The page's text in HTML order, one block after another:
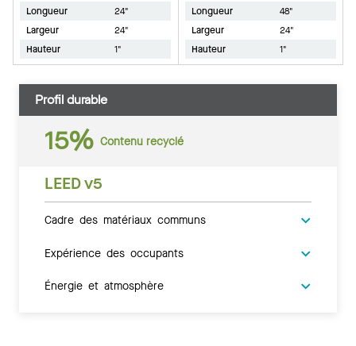
Longueur
24"
Largeur
24"
Hauteur
1"
Longueur
48"
Largeur
24"
Hauteur
1"
Profil durable
15% Contenu recyclé
LEED v5
Cadre des matériaux communs
Expérience des occupants
Énergie et atmosphère